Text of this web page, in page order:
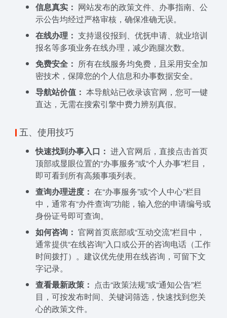
信息真实： 网站发布的政策文件、办事指南、公
示公告均经过严格审核，确保准确无误。
在线办理： 支持退役报到、优抚申请、就业培训
报名等多项业务在线办理，减少跑腿次数。
免费安全： 所有在线服务均免费，且采用安全加
密技术，保障您的个人信息和办事数据安全。
导航站价值： 本导航站已收录该官网，您可一键
直达，无需在搜索引擎中费力辨别真假。
五、使用技巧
快速找到办事入口： 进入官网后，直接点击首页
顶部或显眼位置的“办事服务”或“个人办事”栏目，
即可看到所有高频事项列表。
查询办理进度： 在“办事服务”或“个人中心”栏目
中，通常有“办件查询”功能，输入您的申请编号或
身份证号即可查询。
如何咨询： 官网首页底部或“互动交流”栏目中，
通常提供“在线咨询”入口或公开的咨询电话（工作
时间拨打）。建议优先使用在线咨询，可留下文
字记录。
查看最新政策： 点击“政策法规”或“通知公告”栏
目，可按发布时间、关键词筛选，快速找到您关
心的政策文件。